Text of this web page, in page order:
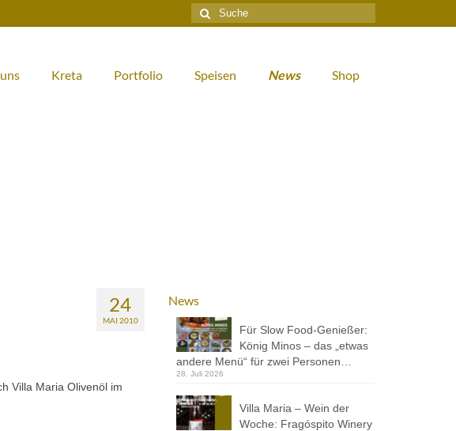
Suche
nach:
Kreta Portfolio Speisen News Shop
24
MAI 2010
Villa Maria Olivenöl im
News
Für Slow Food-Genießer:
König Minos – das „etwas
andere Menü“ für zwei Personen…
28. Juli 2026
Villa Maria – Wein der
Woche: Fragóspito Winery